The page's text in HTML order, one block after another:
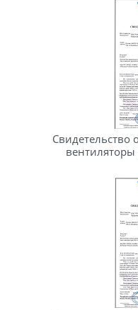
Свидетельство